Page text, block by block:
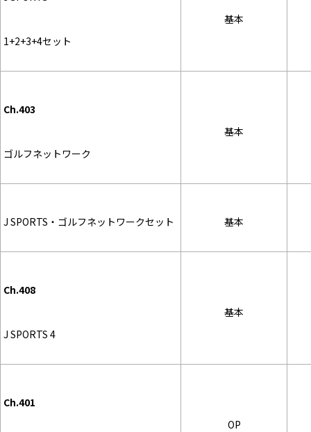
1+2+3+4セット
基本
Ch.403
ゴルフネットワーク
基本
J SPORTS・ゴルフネットワークセット 基本
Ch.408
J SPORTS 4
基本
Ch.401
OP